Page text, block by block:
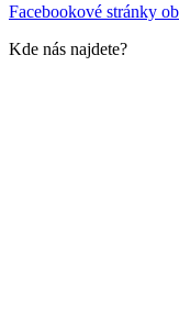
Facebookové stránky
Kde nás najdete?